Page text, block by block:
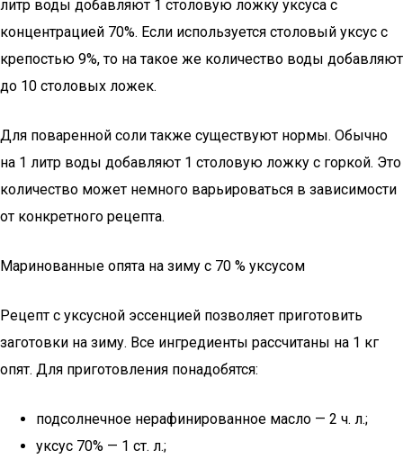
литр воды добавляют 1 столовую ложку уксуса с
концентрацией 70%. Если используется столовый уксус с
крепостью 9%, то на такое же количество воды добавляют
до 10 столовых ложек.
Для поваренной соли также существуют нормы. Обычно
на 1 литр воды добавляют 1 столовую ложку с горкой. Это
количество может немного варьироваться в зависимости
от конкретного рецепта.
Маринованные опята на зиму с 70 % уксусом
Рецепт с уксусной эссенцией позволяет приготовить
заготовки на зиму. Все ингредиенты рассчитаны на 1 кг
опят. Для приготовления понадобятся:
подсолнечное нерафинированное масло — 2 ч. л.;
уксус 70% — 1 ст. л.;